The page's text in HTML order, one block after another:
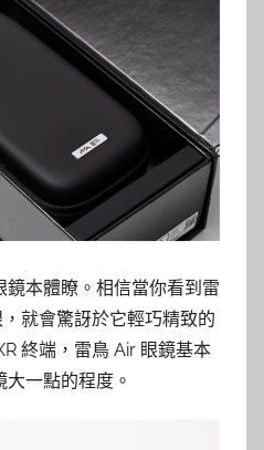
本體瞭。相信當你看到雷
就會驚訝於它輕巧精致的
終端，雷鳥 Air 眼鏡基本
大一點的程度。